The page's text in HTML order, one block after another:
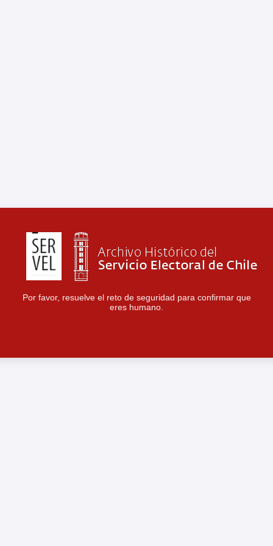
Por favor, resuelve el reto de seguridad para confirmar que
eres humano.